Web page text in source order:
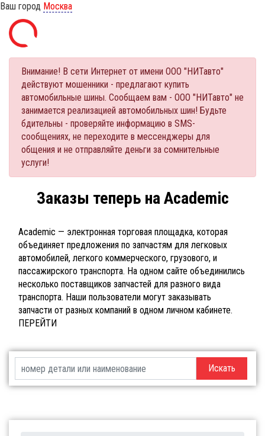
Ваш город Москва
Внимание! В сети Интернет от имени ООО "НИТавто"
действуют мошенники - предлагают купить
автомобильные шины. Сообщаем вам - ООО "НИТавто" не
занимается реализацией автомобильных шин! Будьте
бдительны - проверяйте информацию в SMS-
сообщениях, не переходите в мессенджеры для
общения и не отправляйте деньги за сомнительные
услуги!
Заказы теперь на Academic
Academic — электронная торговая площадка, которая
объединяет предложения по запчастям для легковых
автомобилей, легкого коммерческого, грузового, и
пассажирского транспорта. На одном сайте объединились
несколько поставщиков запчастей для разного вида
транспорта. Наши пользователи могут заказывать
запчасти от разных компаний в одном личном кабинете.
ПЕРЕЙТИ
Искать